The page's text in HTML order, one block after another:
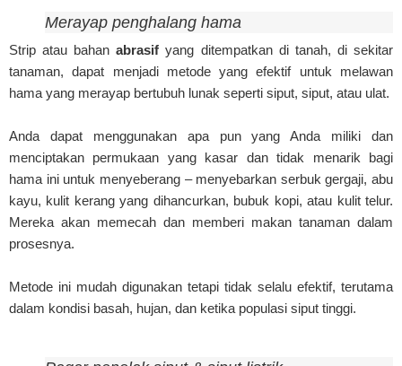
Merayap penghalang hama
Strip atau bahanabrasif yang ditempatkan di tanah, di sekitar
tanaman, dapat menjadi metode yang efektif untuk melawan
hama yang merayap bertubuh lunak seperti siput, siput, atau ulat.
Anda dapat menggunakan apa pun yang Anda miliki dan
menciptakan permukaan yang kasar dan tidak menarik bagi
hama ini untuk menyeberang – menyebarkan serbuk gergaji, abu
kayu, kulit kerang yang dihancurkan, bubuk kopi, atau kulit telur.
Mereka akan memecah dan memberi makan tanaman dalam
prosesnya.
Metode ini mudah digunakan tetapi tidak selalu efektif, terutama
dalam kondisi basah, hujan, dan ketika populasi siput tinggi.